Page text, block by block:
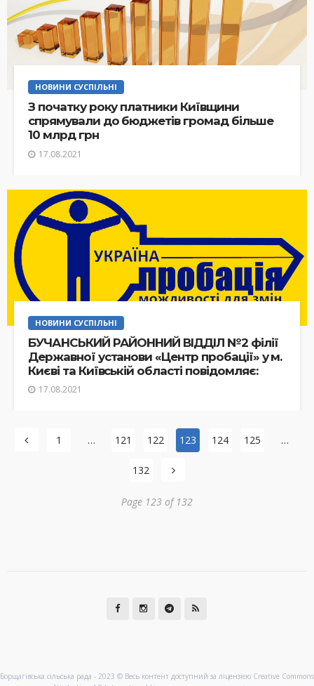
НОВИНИ СУСПІЛЬНІ
З початку року платники Київщини
спрямували до бюджетів громад більше
10 млрд грн
17.08.2021
НОВИНИ СУСПІЛЬНІ
БУЧАНСЬКИЙ РАЙОННИЙ ВІДДІЛ №2 філії
Державної установи «Центр пробації» у м.
Києві та Київській області повідомляє:
17.08.2021
1 … 121 122 123 124 125 …
132
Page 123 of 132
Борщагівська сільська рада - 2023 © Весь контент доступний за ліцензією Creative Commons